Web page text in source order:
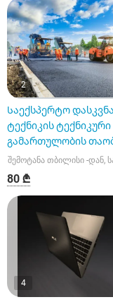
2
Საექსპერტო დასკვნა
ტექნიკის ტექნიკური
გამართულობის
შემოტანა თბილისი -დან,
80 ₾
4